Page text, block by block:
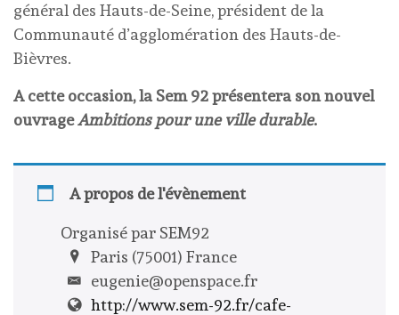
général des Hauts-de-Seine, président de la
Communauté d’agglomération des Hauts-de-
Bièvres.
A cette occasion, la Sem 92 présentera son nouvel
ouvrageAmbitions pour une ville durable.
A propos de l'évènement
Organisé par SEM92
Paris (75001) France
eugenie@openspace.fr
http://www.sem-92.fr/cafe-